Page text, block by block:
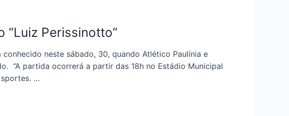
“Luiz Perissinotto”
neste sábado, 30, quando Atlético Paulínia e
“A partida ocorrerá a partir das 18h no Estádio Municipal
…